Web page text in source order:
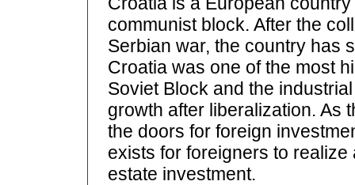
communist block. After the
Serbian war, the country has
Croatia was one of the most
Soviet Block and the
growth after liberalization. As
the doors for foreign
exists for foreigners to
estate investment.